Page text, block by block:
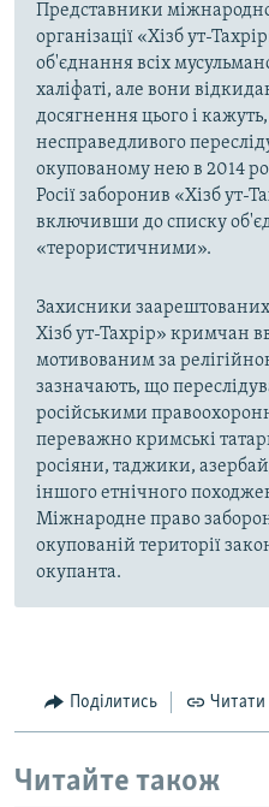
Представники
організації «Хізб ут-
об'єднання всіх
халіфаті, але вони
досягнення цього і
несправедливого
окупованому нею в 2014
Росії заборонив «Хізб ут-
включивши до списку
«терористичними».
Захисники заарештованих
Хізб ут-Тахрір» кримчан
мотивованим за
зазначають, що
російськими
переважно кримські
росіяни, таджики,
іншого етнічного
Міжнародне право
окупованій території
окупанта.
Поділитись Читати
Читайте також